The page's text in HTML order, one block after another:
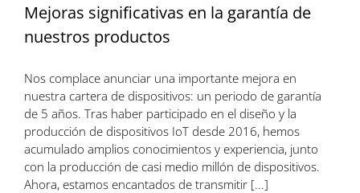
Mejoras significativas en la garantía de
nuestros productos
Nos complace anunciar una importante mejora en
nuestra cartera de dispositivos: un periodo de garantía
de 5 años. Tras haber participado en el diseño y la
producción de dispositivos IoT desde 2016, hemos
acumulado amplios conocimientos y experiencia, junto
con la producción de casi medio millón de dispositivos.
Ahora, estamos encantados de transmitir [...]